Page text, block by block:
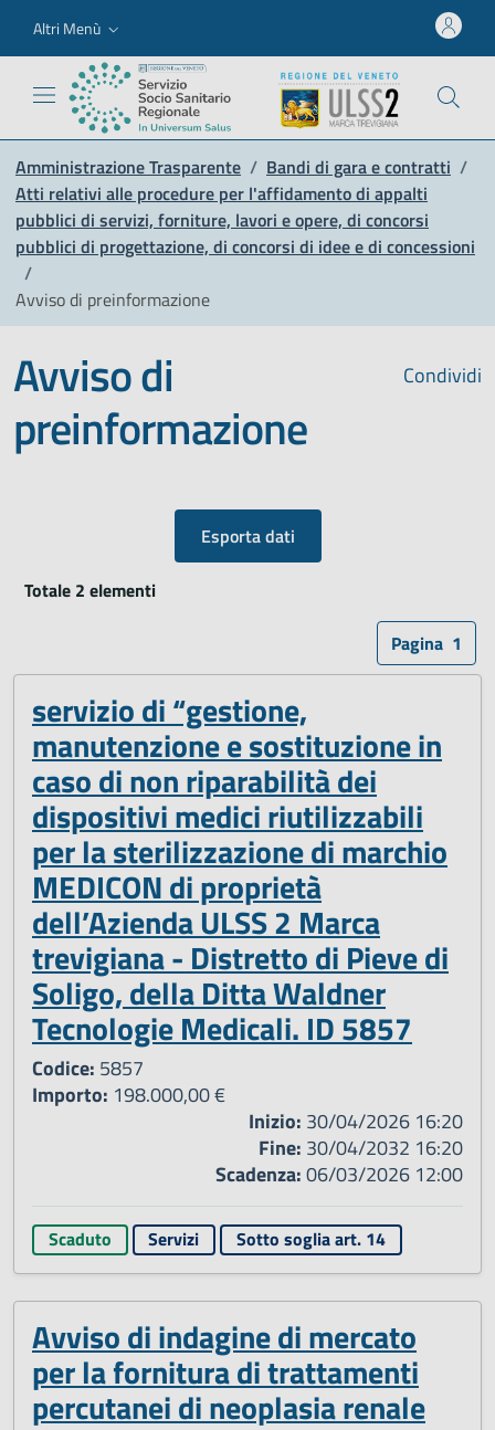
Altri Menù
Amministrazione Trasparente / Bandi di gara e contratti /
Atti relativi alle procedure per l'affidamento di appalti
pubblici di servizi, forniture, lavori e opere, di concorsi
pubblici di progettazione, di concorsi di idee e di concessioni
/
Avviso di preinformazione
Condividi
Avviso di
preinformazione
Esporta dati
Totale 2 elementi
Pagina 1
servizio di “gestione,
manutenzione e sostituzione in
caso di non riparabilità dei
dispositivi medici riutilizzabili
per la sterilizzazione di marchio
MEDICON di proprietà
dell’Azienda ULSS 2 Marca
trevigiana - Distretto di Pieve di
Soligo, della Ditta Waldner
Tecnologie Medicali. ID 5857
Codice: 5857
Importo: 198.000,00 €
Inizio: 30/04/2026 16:20
Fine: 30/04/2032 16:20
Scadenza:06/03/2026 12:00
Scaduto Servizi Sotto soglia art. 14
Avviso di indagine di mercato
per la fornitura di trattamenti
percutanei di neoplasia renale